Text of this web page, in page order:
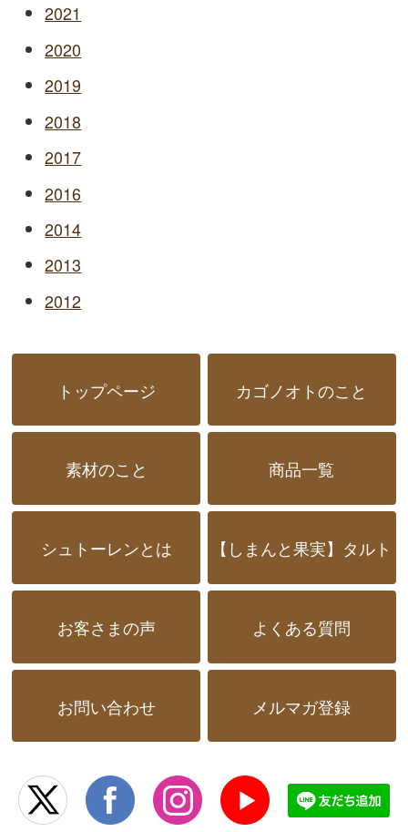
2021
2020
2019
2018
2017
2016
2014
2013
2012
トップページ カゴノオトのこと
素材のこと 商品一覧
シュトーレンとは 【しまんと果実】タルト
お客さまの声 よくある質問
お問い合わせ メルマガ登録